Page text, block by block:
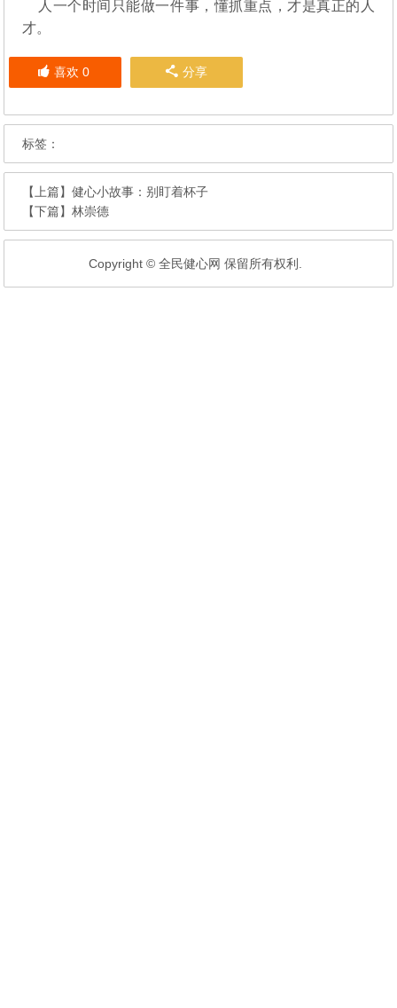
人一个时间只能做一件事，懂抓重点，才是真正的人
才。
喜欢 0 分享
标签：
【上篇】健心小故事：别盯着杯子
【下篇】林崇德
Copyright © 全民健心网 保留所有权利.